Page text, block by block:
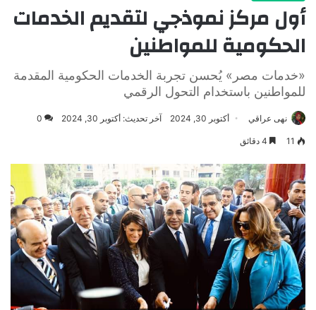
أول مركز نموذجي لتقديم الخدمات
الحكومية للمواطنين
«خدمات مصر» يُحسن تجربة الخدمات الحكومية المقدمة
للمواطنين باستخدام التحول الرقمي
نهى عراقي أكتوبر 30, 2024 آخر تحديث: أكتوبر 30, 2024 0
11